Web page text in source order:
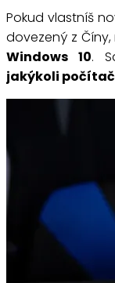
Pokud vlastníš
dovezený z
Windows 10.
jakýkoli